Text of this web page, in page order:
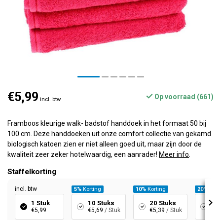
€5,99 incl. btw Op voorraad (661)
Framboos kleurige walk- badstof handdoek in het formaat 50 bij
100 cm. Deze handdoeken uit onze comfort collectie van gekamd
biologisch katoen zien er niet alleen goed uit, maar zijn door de
kwaliteit zeer zeker hotelwaardig, een aanrader! Meer info
Staffelkorting
incl. btw
1 Stuk
€5,99
5% Korting
10 Stuks
€5,69 / Stuk
10% Korting
20 Stuks
€5,39 / Stuk
20%
40